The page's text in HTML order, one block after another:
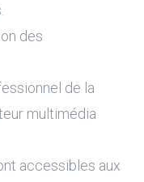
des
de la
multimédia
accessibles aux